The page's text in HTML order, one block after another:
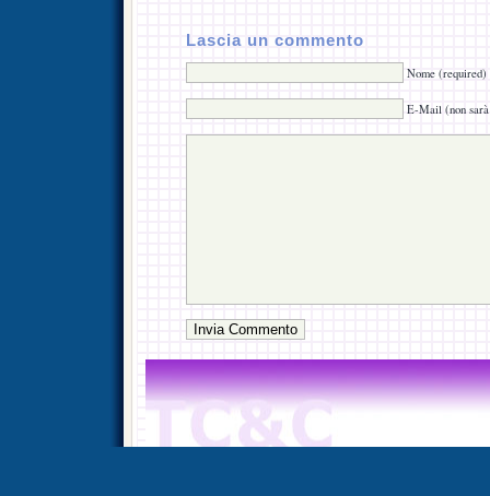
Lascia un commento
Nome (required)
E-Mail (non